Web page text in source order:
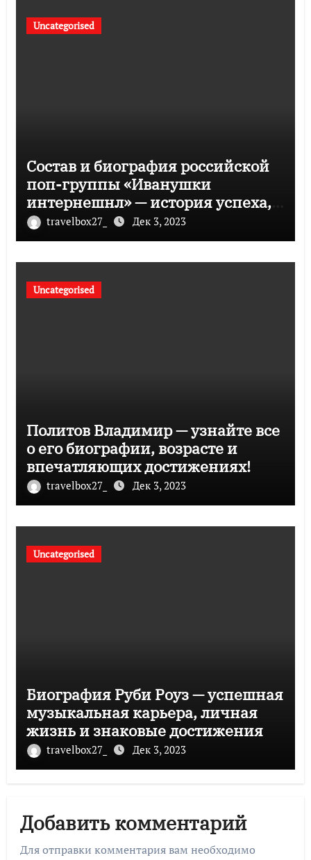
Uncategorised
Состав и биография российской
поп-группы «Иванушки
интернешнл» — история успеха,
музыка и судьбы участников
travelbox27_ Дек 3, 2023
Uncategorised
Политов Владимир — узнайте все
о его биографии, возрасте и
впечатляющих достижениях!
travelbox27_ Дек 3, 2023
Uncategorised
Биография Руби Роуз — успешная
музыкальная карьера, личная
жизнь и знаковые достижения
travelbox27_ Дек 3, 2023
Добавить комментарий
Для отправки комментария вам необходимо